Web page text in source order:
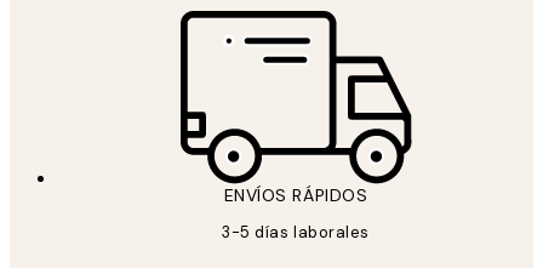
ENVÍOS RÁPIDOS
3-5 días laborales